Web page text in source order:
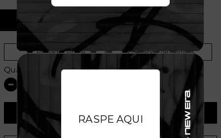
U
Provador Virtual Tabela de Medidas
Quantidade:
ADICIONAR AO CARRINHO